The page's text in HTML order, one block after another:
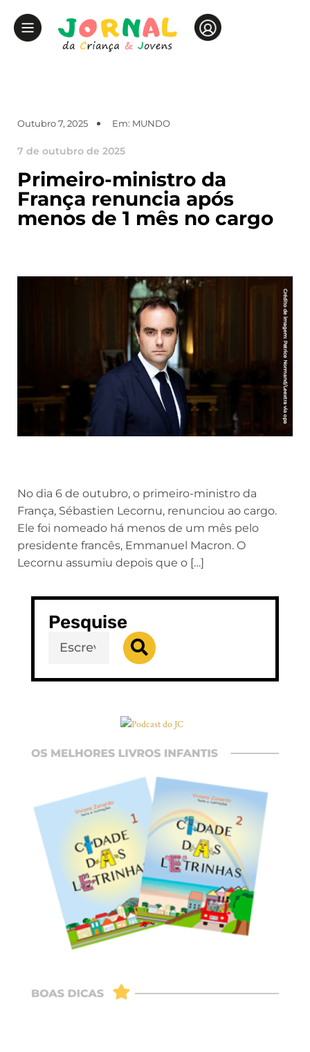
Outubro 7, 2025 Em: MUNDO
7 de outubro de 2025
Primeiro-ministro da
França renuncia após
menos de 1 mês no cargo
No dia 6 de outubro, o primeiro-ministro da
França, Sébastien Lecornu, renunciou ao cargo.
Ele foi nomeado há menos de um mês pelo
presidente francês, Emmanuel Macron. O
Lecornu assumiu depois que o […]
Pesquise